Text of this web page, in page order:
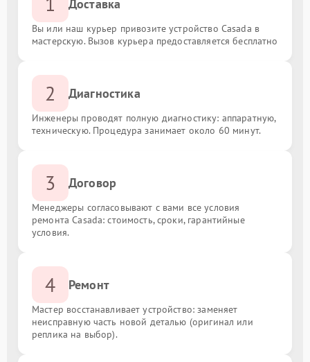
Доставка
Вы или наш курьер привозите устройство Casada в
мастерскую. Вызов курьера предоставляется бесплатно
2 Диагностика
Инженеры проводят полную диагностику: аппаратную,
техническую. Процедура занимает около 60 минут.
3 Договор
Менеджеры согласовывают с вами все условия
ремонта Casada: стоимость, сроки, гарантийные
условия.
4 Ремонт
Мастер восстанавливает устройство: заменяет
неисправную часть новой деталью (оригинал или
реплика на выбор).